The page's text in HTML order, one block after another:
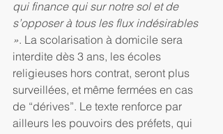
qui finance qui sur notre sol et de
s’opposer à tous les flux indésirables
». La scolarisation à domicile sera
interdite dès 3 ans, les écoles
religieuses hors contrat, seront plus
surveillées, et même fermées en cas
de “dérives”. Le texte renforce par
ailleurs les pouvoirs des préfets, qui